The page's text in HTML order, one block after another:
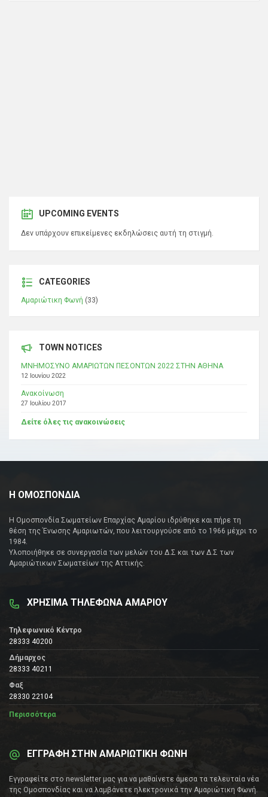
UPCOMING EVENTS
Δεν υπάρχουν επικείμενες εκδηλώσεις αυτή τη στιγμή.
CATEGORIES
Αμαριώτικη Φωνή (33)
TOWN NOTICES
ΜΝΗΜΟΣΥΝΟ ΑΜΑΡΙΩΤΩΝ ΠΕΣΟΝΤΩΝ 2022 ΣΤΗΝ ΑΘΗΝΑ
12 Ιουνίου 2022
Ανακοίνωση
27 Ιουλίου 2017
Δείτε όλες τις ανακοινώσεις
Η ΟΜΟΣΠΟΝΔΙΑ
Η Ομοσπονδία Σωματείων Επαρχίας Αμαρίου ιδρύθηκε και πήρε τη
θέση της Ένωσης Αμαριωτών, που λειτουργούσε από το 1966 μέχρι το
1984.
Υλοποιήθηκε σε συνεργασία των μελών του Δ.Σ και των Δ.Σ των
Αμαριώτικων Σωματείων της Αττικής.
ΧΡΗΣΙΜΑ ΤΗΛΕΦΩΝΑ ΑΜΑΡΙΟΥ
Τηλεφωνικό Κέντρο
28333 40200
Δήμαρχος
28333 40211
Φαξ
28330 22104
Περισσότερα
ΕΓΓΡΑΦΗ ΣΤΗΝ ΑΜΑΡΙΩΤΙΚΗ ΦΩΝΗ
Εγγραφείτε στο newsletter μας για να μαθαίνετε άμεσα τα τελευταία νέα
της Ομοσπονδίας και να λαμβάνετε ηλεκτρονικά την Αμαριώτικη Φωνή.